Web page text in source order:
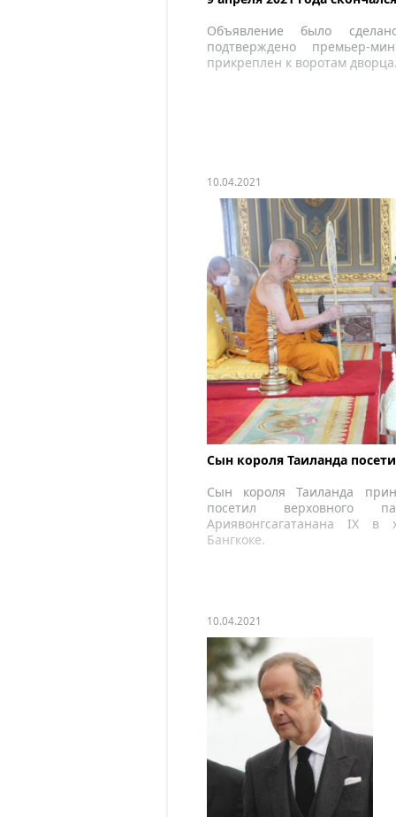
Объявление было
подтверждено премьер-
прикреплен к воротам дворца.
10.04.2021
Сын короля Таиланда
Сын короля Таиланда
посетил верховного
Ариявонгсагатанана IX
Бангкоке.
10.04.2021